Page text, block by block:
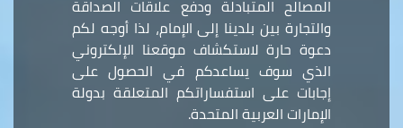
المصالح المتبادلة ودفع علاقات الصداقة
والتجارة بين بلدينا إلى الإمام، لذا أوجه لكم
دعوة حارة لاستكشاف موقعنا الإلكتروني
الذي سوف يساعدكم في الحصول على
إجابات على استفساراتكم المتعلقة بدولة
الإمارات العربية المتحدة.